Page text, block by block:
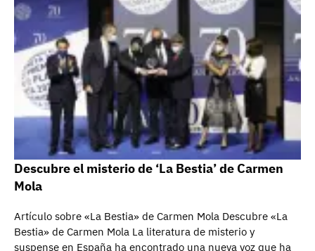
Descubre el misterio de ‘La Bestia’ de Carmen
Mola
Artículo sobre «La Bestia» de Carmen Mola Descubre «La
Bestia» de Carmen Mola La literatura de misterio y
suspense en España ha encontrado una nueva voz que ha